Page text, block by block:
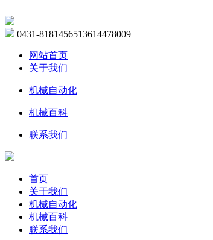
0431-8181456513614478009
网站首页
关于我们
机械自动化
机械百科
联系我们
首页
关于我们
机械自动化
机械百科
联系我们